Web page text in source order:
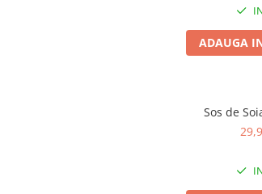
ADAUGA
Sos de